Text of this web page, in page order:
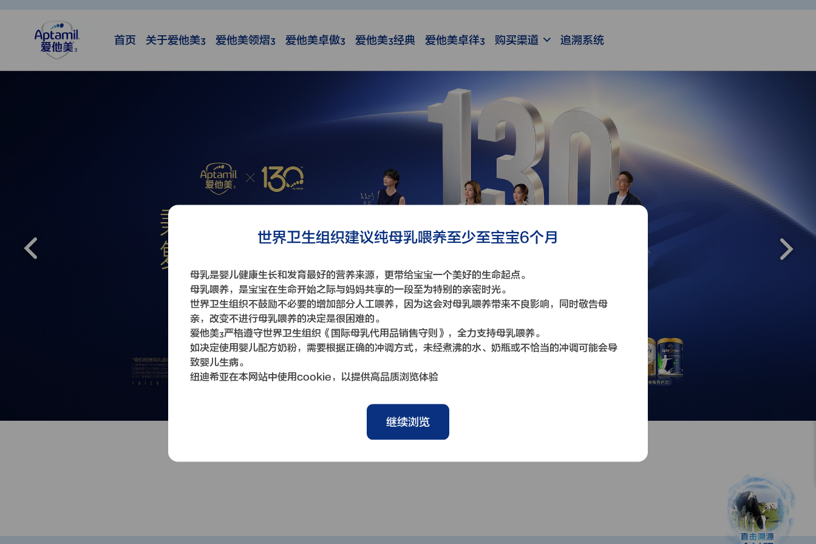
首页 关于爱他美3 爱他美领熠3 爱他美卓傲3 爱他美3经典 爱他美卓徉3 购买渠道 追溯系统
世界卫生组织建议纯母乳喂养至少至宝宝6个月
母乳是婴儿健康生长和发育最好的营养来源，更带给宝宝一个美好的生命起点。
母乳喂养，是宝宝在生命开始之际与妈妈共享的一段至为特别的亲密时光。
世界卫生组织不鼓励不必要的增加部分人工喂养，因为这会对母乳喂养带来不良影响，同时敬告母
亲，改变不进行母乳喂养的决定是很困难的。
爱他美3严格遵守世界卫生组织《国际母乳代用品销售守则》，全力支持母乳喂养。
如决定使用婴儿配方奶粉，需要根据正确的冲调方式，未经煮沸的水、奶瓶或不恰当的冲调可能会导
致婴儿生病。
纽迪希亚在本网站中使用cookie，以提供高品质浏览体验
继续浏览